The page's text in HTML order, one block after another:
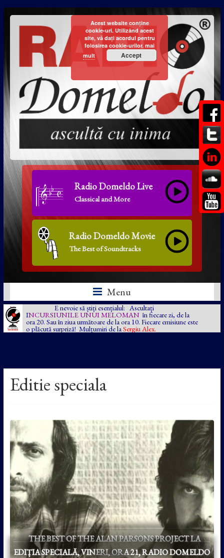
Radio Domeldo Live
Classical and More
Radio Domeldo Movie
The Best of Soundtracks
Menu
E nevoie să știți esențialul: Ascultați
INCURSIUNILE UNUI MELOMAN în fiecare zi, de la
ora 20. Sau în ziua următoare de la ora 10. Fiecare emisiune este
o plăcută surpriză! Mulțumiri de la Sergiu Alex.
Editie speciala
THE BEST OF THE ALAN PARSONS PROJECT LA
EDIȚIA SPECIALĂ, VINERI, ORA 21, RADIO DOMELDO
Acest website conține
cookie-uri. Utilizând acest
site, vă dați acordul pentru
folosirea cookie-urilor. mai
mult
Accept